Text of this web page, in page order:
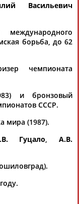
поиск
Васильевич
борьба, до 62
чемпионата
и бронзовый
СССР.
мира (1987).
Гуцало, А.В.